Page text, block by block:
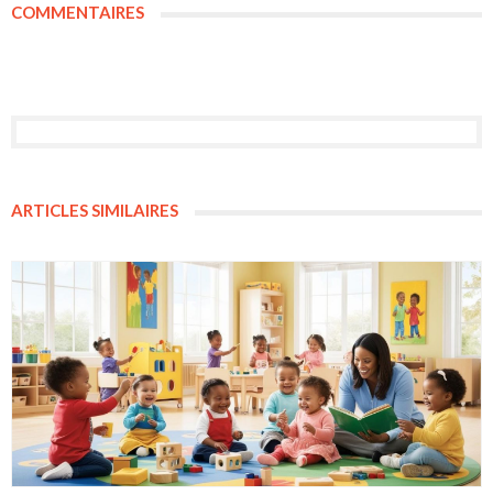
COMMENTAIRES
ARTICLES SIMILAIRES